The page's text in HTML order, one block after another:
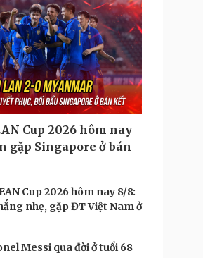
Cup 2026 hôm nay
gặp Singapore ở bán
Cup 2026 hôm nay 8/8:
nhẹ, gặp ĐT Việt Nam ở
Messi qua đời ở tuổi 68